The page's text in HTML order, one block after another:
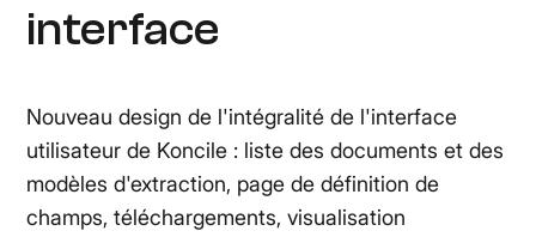
interface
Nouveau design de l'intégralité de l'interface
utilisateur de Koncile : liste des documents et des
modèles d'extraction, page de définition de
champs, téléchargements, visualisation